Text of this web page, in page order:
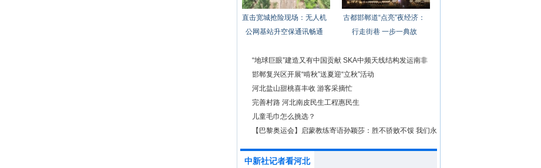
直击宽城抢险现场：无人机
公网基站升空保通讯畅通
古都邯郸道“点亮”夜经济：
行走街巷 一步一典故
“地球巨眼”建造又有中国贡献 SKA中频天线结构发运南非
邯郸复兴区开展“啃秋”送夏迎“立秋”活动
河北盐山甜桃喜丰收 游客采摘忙
完善村路 河北南皮民生工程惠民生
儿童毛巾怎么挑选？
【巴黎奥运会】启蒙教练寄语孙颖莎：胜不骄败不馁 我们永
中新社记者看河北